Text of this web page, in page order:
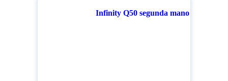
Infinity Q50 segunda mano